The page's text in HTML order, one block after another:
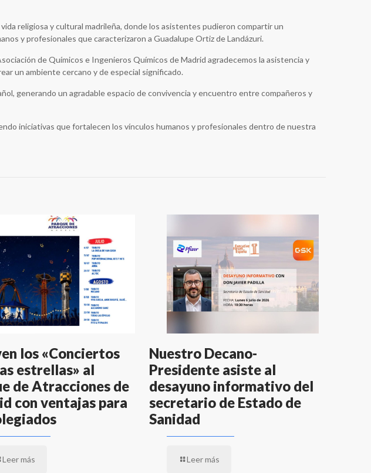
religiosa y cultural madrileña, donde los asistentes pudieron compartir un
y profesionales que caracterizaron a Guadalupe Ortiz de Landázuri.
de Químicos e Ingenieros Químicos de Madrid agradecemos la asistencia y
un ambiente cercano y de especial significado.
generando un agradable espacio de convivencia y encuentro entre compañeros y
iniciativas que fortalecen los vínculos humanos y profesionales dentro de nuestra
los «Conciertos
estrellas» al
de Atracciones de
con ventajas para
Leer más
Nuestro Decano-
Presidente asiste al
desayuno informativo del
secretario de Estado de
Sanidad
Leer más